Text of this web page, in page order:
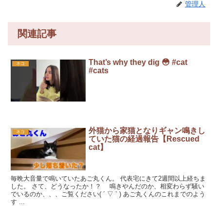
管理人
関連記事
ネコ
That’s why they dig 😳 #cat
#cats
ネコ
外猫から家猫となりギャン鳴きし
ていた猫の経過報告【Rescued
cat】
毎晩大音量で鳴いていたあご丸くん。 代表宅にきて2週間以上経ちま
した。 さて、どうなったか！？ 鳴きやんだのか、相変わらず騒い
でいるのか、、、ご覧ください( ´ ▽ ` ) あご丸くんのこれまでのよう
す ...